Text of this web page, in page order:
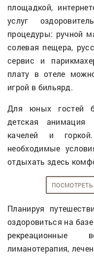
площадкой,
услуг
процедуры: ручной
солевая пещера,
сервис и
плату в отеле
игрой в бильярд.
Для юных гостей
детская
качелей и
необходимые
отдыхать здесь
Планируя
оздоровиться на
рекреационные
лиманотерапия,